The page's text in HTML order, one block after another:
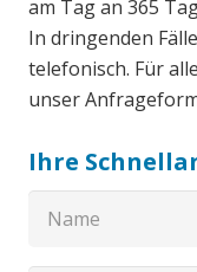
am Tag an 365 Tagen im
In dringenden Fällen
telefonisch. Für
unser
Ihre